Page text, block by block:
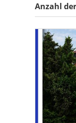
Anzahl der